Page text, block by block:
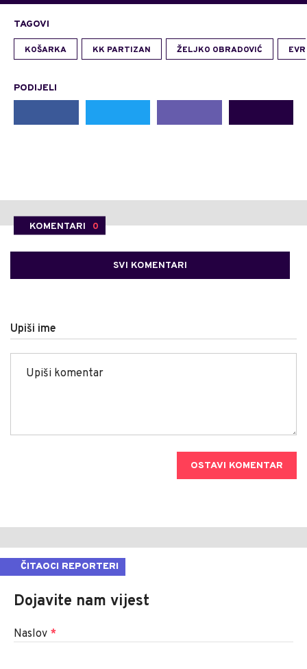
TAGOVI
KOŠARKA KK PARTIZAN ŽELJKO OBRADOVIĆ
PODIJELI
KOMENTARI 0
SVI KOMENTARI
Upiši ime
OSTAVI KOMENTAR
ČITAOCI REPORTERI
Dojavite nam vijest
Naslov *